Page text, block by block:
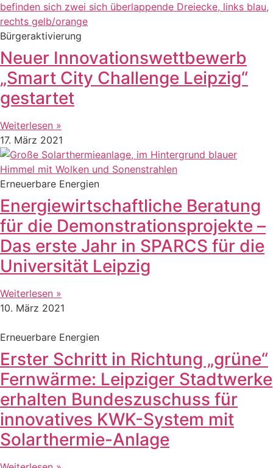
Bürgeraktivierung
Neuer Innovationswettbewerb
„Smart City Challenge Leipzig“
gestartet
Weiterlesen »
17. März 2021
Erneuerbare Energien
Energiewirtschaftliche Beratung
für die Demonstrationsprojekte –
Das erste Jahr in SPARCS für die
Universität Leipzig
Weiterlesen »
10. März 2021
Erneuerbare Energien
Erster Schritt in Richtung „grüne“
Fernwärme: Leipziger Stadtwerke
erhalten Bundeszuschuss für
innovatives KWK-System mit
Solarthermie-Anlage